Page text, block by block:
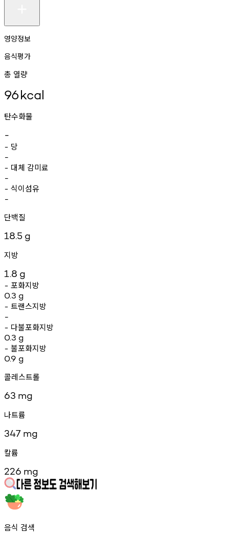
영양정보
음식평가
총 열량
96kcal
탄수화물
-
- 당
-
- 대체 감미료
-
- 식이섬유
-
단백질
18.5 g
지방
1.8 g
- 포화지방
0.3 g
- 트랜스지방
-
- 다불포화지방
0.3 g
- 불포화지방
0.9 g
콜레스트롤
63 mg
나트륨
347 mg
칼륨
226 mg
음식 검색